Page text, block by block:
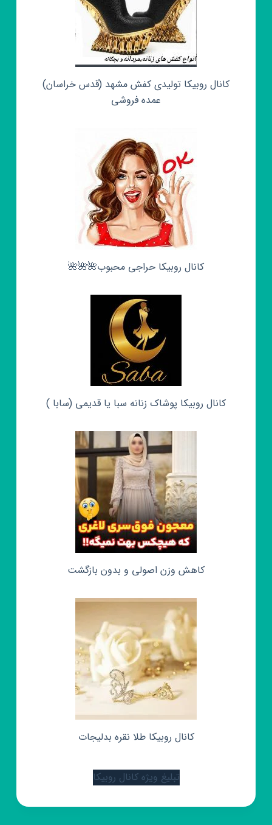
کانال روبیکا تولیدی کفش مشهد (قدس خراسان)
عمده فروشی
کانال روبیکا حراجی محبوب🌺🌺🌺
کانال روبیکا پوشاک زنانه سبا یا قدیمی (سابا )
کاهش وزن اصولی و بدون بازگشت
کانال روبیکا طلا نقره بدلیجات
تبلیغ ویژه کانال روبیکا